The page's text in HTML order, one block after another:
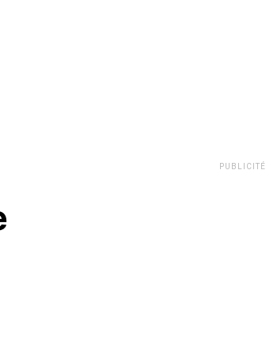
PUBLICITÉ